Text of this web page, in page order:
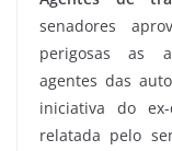
senadores
perigosas as
agentes das
iniciativa do ex-
relatada pelo